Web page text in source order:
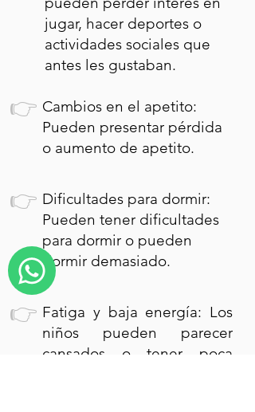
jugar, hacer deportes o
actividades sociales que
antes les gustaban.
👉 Cambios en el apetito:
Pueden presentar pérdida
o aumento de apetito.
👉 Dificultades para dormir:
Pueden tener dificultades
para dormir o pueden
dormir demasiado.
👉 Fatiga y baja energía: Los
niños pueden parecer
cansados o tener poca